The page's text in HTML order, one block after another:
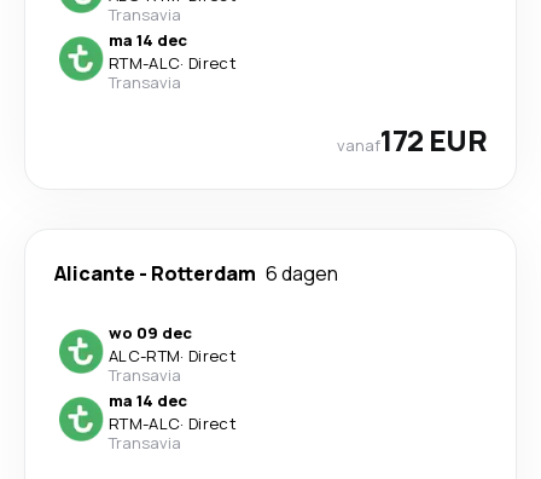
Transavia
ma 14 dec
RTM-ALC· Direct
Transavia
vanaf172 EUR
Alicante - Rotterdam 6 dagen
wo 09 dec
ALC-RTM· Direct
Transavia
ma 14 dec
RTM-ALC· Direct
Transavia